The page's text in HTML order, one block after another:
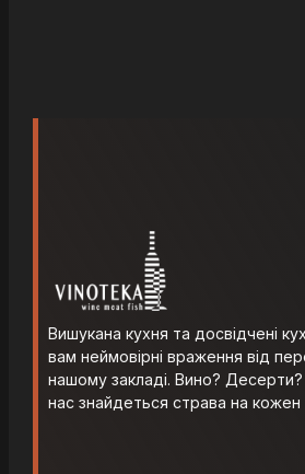
Вишукана кухня та досвідчені
вам неймовірні враження від
нашому закладі. Вино?
нас знайдеться страва на кожен